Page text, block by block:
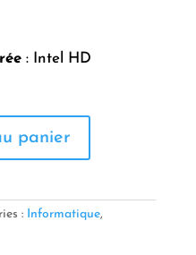
: Intel HD
panier
: Informatique,